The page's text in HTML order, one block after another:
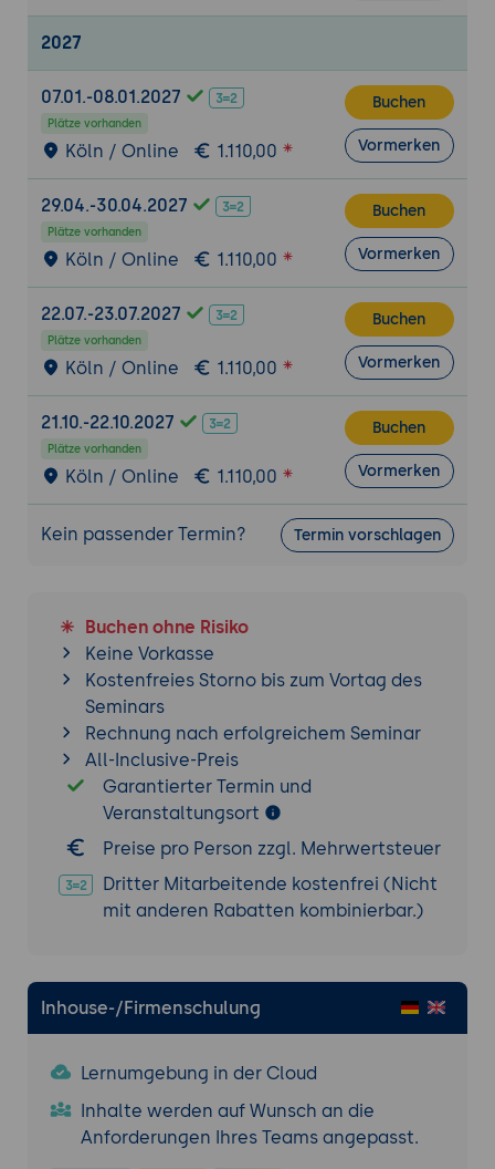
Ergebnisse:Eine korrekt formatierte JSON-
Datei mit hierarchischen Daten.
Fortgeschrittene Anwendungen und
Datenübertragung mit JSON:
Nutzung von
JSON in Web-APIs (GET, POST, PUT,
DELETE).
Fehlerbehandlung und Debugging:
Erkennung und Behebung von Syntax- und
Leistungsoptimierung:
Minimierung und
Komprimierung von JSON-Daten für
schnellere Datenübertragung.
Sicherheit:Schutz von JSON-Daten vor
Manipulation und Angriffen (z. B. JSON
Injection).
Praxisübung 2: Nutzung von JSON in einer
Ziel der Übung: Erstellung und
Projektbeschreibung:
von JSON-Daten mit einer REST-API (z. B.
OpenWeatherMap API).
Tools:Postman, curl, oder JavaScript
Fetch API.
Ergebnisse:Eine funktionierende API-
Integration mit JSON-Daten.
Integration in Unternehmensprozesse
interne und externe Datenübertragungen.
Kollaboration: Einfache gemeinsame
Integration in bestehende Systeme:
Anbindung von JSON-Daten an
Plattformübergreifende Effizienz:
als universelles Datenformat in
Webanwendungen und mobilen Apps.
2027
07.01.-08.01.2027
Plätze vorhanden
Köln / Online 1.110,00
Buchen
Vormerken
29.04.-30.04.2027
Plätze vorhanden
Köln / Online 1.110,00
Buchen
Vormerken
22.07.-23.07.2027
Plätze vorhanden
Köln / Online 1.110,00
Buchen
Vormerken
21.10.-22.10.2027
Plätze vorhanden
Köln / Online 1.110,00
Buchen
Vormerken
Kein passender Termin? Termin vorschlagen
Buchen ohne Risiko
Keine Vorkasse
Kostenfreies Storno bis zum Vortag des
Seminars
Rechnung nach erfolgreichem Seminar
All-Inclusive-Preis
Garantierter Termin und
Veranstaltungsort
Preise pro Person zzgl. Mehrwertsteuer
Dritter Mitarbeitende kostenfrei (Nicht
mit anderen Rabatten kombinierbar.)
Inhouse-/Firmenschulung
Lernumgebung in der Cloud
Inhalte werden auf Wunsch an die
Anforderungen Ihres Teams angepasst.